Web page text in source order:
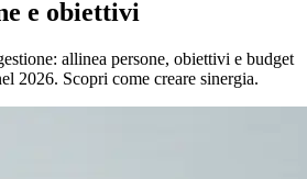
e obiettivi
allinea persone, obiettivi e budget
2026. Scopri come creare sinergia.